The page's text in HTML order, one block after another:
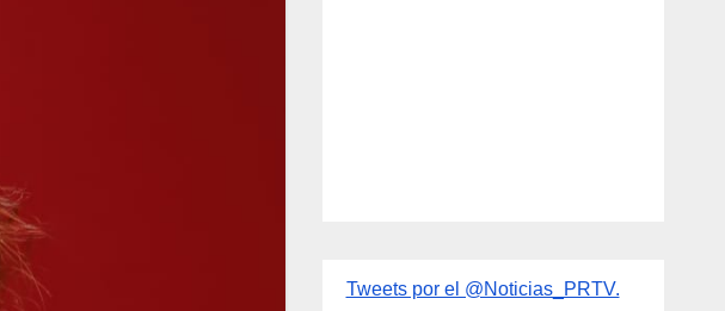
Tweets por el @Noticias_PRTV.